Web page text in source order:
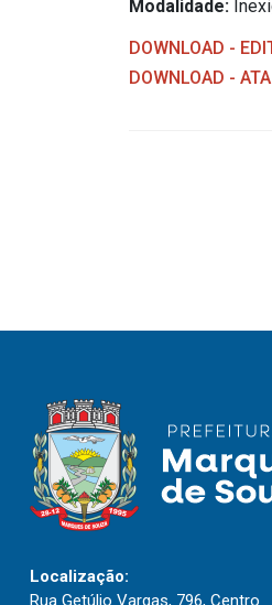
Modalidade:
DOWNLOAD -
DOWNLOAD -
Localização:
Rua Getúlio Vargas, 796, Centro